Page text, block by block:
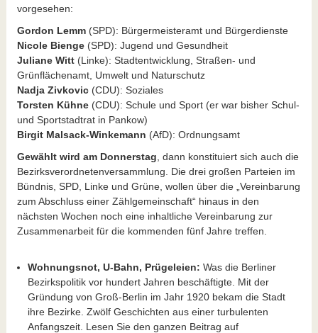
vorgesehen:
Gordon Lemm(SPD): Bürgermeisteramt und Bürgerdienste
Nicole Bienge(SPD): Jugend und Gesundheit
Juliane Witt(Linke): Stadtentwicklung, Straßen- und
Grünflächenamt, Umwelt und Naturschutz
Nadja Zivkovic(CDU): Soziales
Torsten Kühne(CDU): Schule und Sport (er war bisher Schul-
und Sportstadtrat in Pankow)
Birgit Malsack-Winkemann (AfD): Ordnungsamt
Gewählt wird am Donnerstag , dann konstituiert sich auch die
Bezirksverordnetenversammlung. Die drei großen Parteien im
Bündnis, SPD, Linke und Grüne, wollen über die „Vereinbarung
zum Abschluss einer Zählgemeinschaft“ hinaus in den
nächsten Wochen noch eine inhaltliche Vereinbarung zur
Zusammenarbeit für die kommenden fünf Jahre treffen.
Wohnungsnot, U-Bahn, Prügeleien: Was die Berliner
Bezirkspolitik vor hundert Jahren beschäftigte. Mit der
Gründung von Groß-Berlin im Jahr 1920 bekam die Stadt
ihre Bezirke. Zwölf Geschichten aus einer turbulenten
Anfangszeit. Lesen Sie den ganzen Beitrag auf